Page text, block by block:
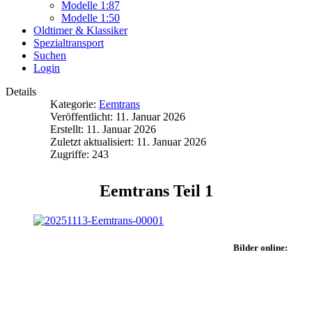
Modelle 1:87
Modelle 1:50
Oldtimer & Klassiker
Spezialtransport
Suchen
Login
Details
Kategorie: Eemtrans
Veröffentlicht: 11. Januar 2026
Erstellt: 11. Januar 2026
Zuletzt aktualisiert: 11. Januar 2026
Zugriffe: 243
Eemtrans Teil 1
Bilder online: